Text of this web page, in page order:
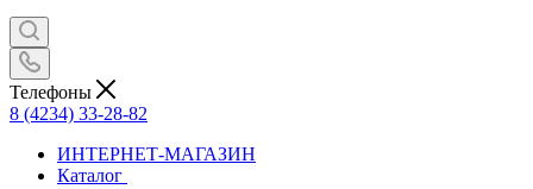
Телефоны
8 (4234) 33-28-82
ИНТЕРНЕТ-МАГАЗИН
Каталог